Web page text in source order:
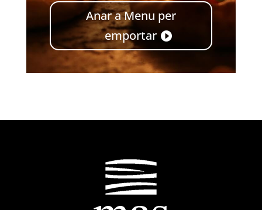
Anar a Menu per
emportar